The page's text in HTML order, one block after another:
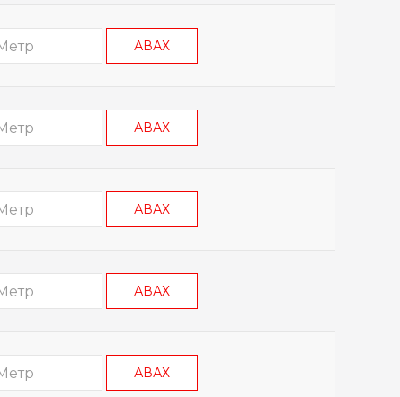
АВАХ
АВАХ
АВАХ
АВАХ
АВАХ